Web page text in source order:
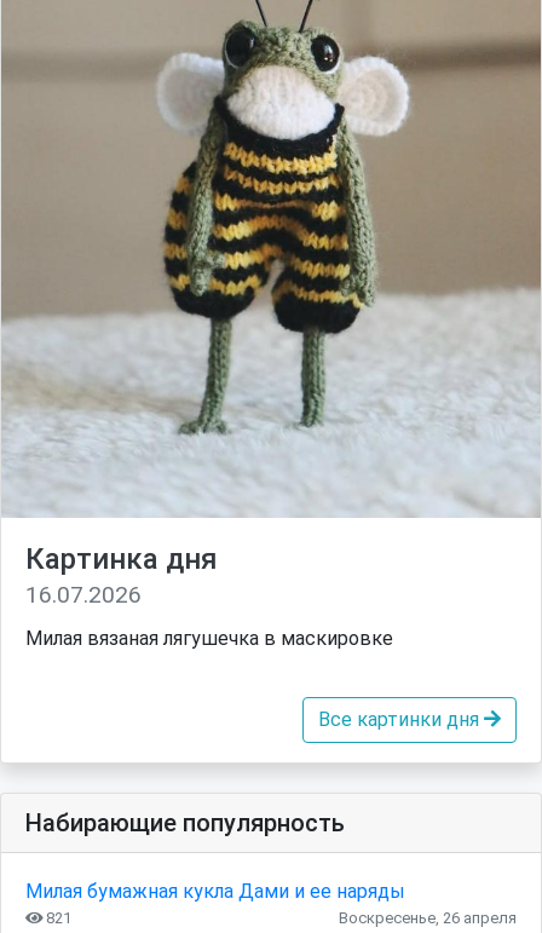
Картинка дня
16.07.2026
Милая вязаная лягушечка в маскировке
Все картинки дня
Набирающие популярность
Милая бумажная кукла Дами и ее наряды
821 Воскресенье, 26 апреля